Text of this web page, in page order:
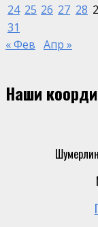
24 25 26 27 28
31
« Фев Апр »
Наши